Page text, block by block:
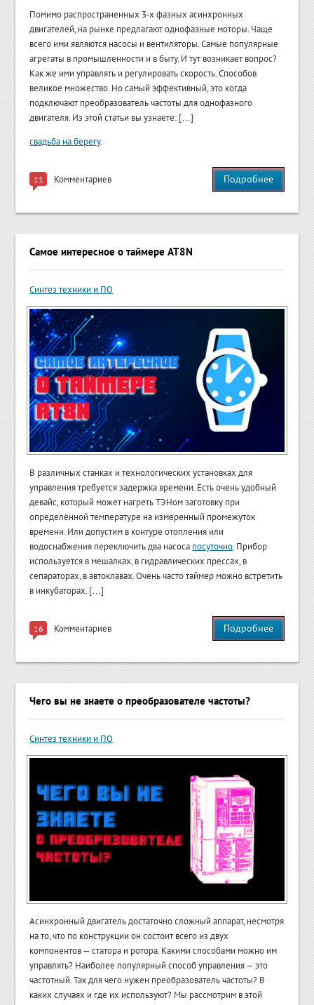
Помимо распространенных 3-х фазных асинхронных
двигателей, на рынке предлагают однофазные моторы. Чаще
всего ими являются насосы и вентиляторы. Самые популярные
агрегаты в промышленности и в быту. И тут возникает вопрос?
Как же ими управлять и регулировать скорость. Способов
великое множество. Но самый эффективный, это когда
подключают преобразователь частоты для однофазного
двигателя. Из этой статьи вы узнаете: […]
свадьба на берегу.
11 Комментариев Подробнее
Самое интересное о таймере AT8N
Синтез техники и ПО
В различных станках и технологических установках для
управления требуется задержка времени. Есть очень удобный
девайс, который может нагреть ТЭНом заготовку при
определённой температуре на измеренный промежуток
времени. Или допустим в контуре отопления или
водоснабжения переключить два насоса посуточно. Прибор
используется в мешалках, в гидравлических прессах, в
сепараторах, в автоклавах. Очень часто таймер можно встретить
в инкубаторах. […]
16 Комментариев Подробнее
Чего вы не знаете о преобразователе частоты?
Синтез техники и ПО
Асинхронный двигатель достаточно сложный аппарат, несмотря
на то, что по конструкции он состоит всего из двух
компонентов — статора и ротора. Какими способами можно им
управлять? Наиболее популярный способ управления — это
частотный. Так для чего нужен преобразователь частоты? В
каких случаях и где их используют? Мы рассмотрим в этой